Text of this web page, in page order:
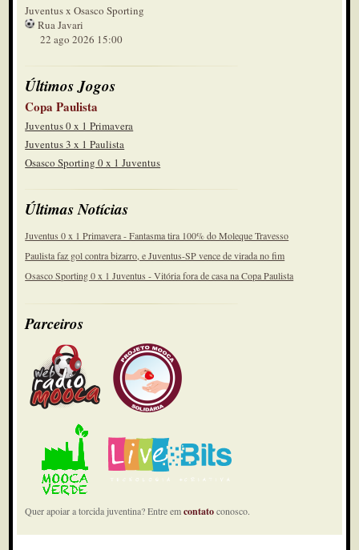
Juventus x Osasco Sporting
Rua Javari
22 ago 2026 15:00
Últimos Jogos
Copa Paulista
Juventus 0 x 1 Primavera
Juventus 3 x 1 Paulista
Osasco Sporting 0 x 1 Juventus
Últimas Notícias
Juventus 0 x 1 Primavera - Fantasma tira 100% do Moleque Travesso
Paulista faz gol contra bizarro, e Juventus-SP vence de virada no fim
Osasco Sporting 0 x 1 Juventus - Vitória fora de casa na Copa Paulista
Parceiros
Quer apoiar a torcida juventina? Entre emcontatoconosco.